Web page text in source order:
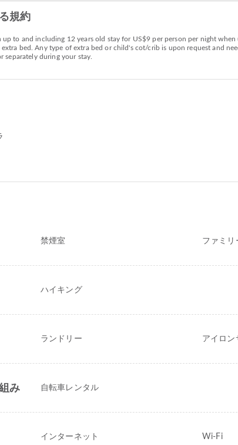
規約
to and including 12 years old stay for US$9 per person per night
bed. Any type of extra bed or child's cot/crib is upon request and
separately during your stay.
禁煙室 ファミリ
ハイキング
ランドリー アイロン
み 自転車レンタル
インターネット Wi-Fi